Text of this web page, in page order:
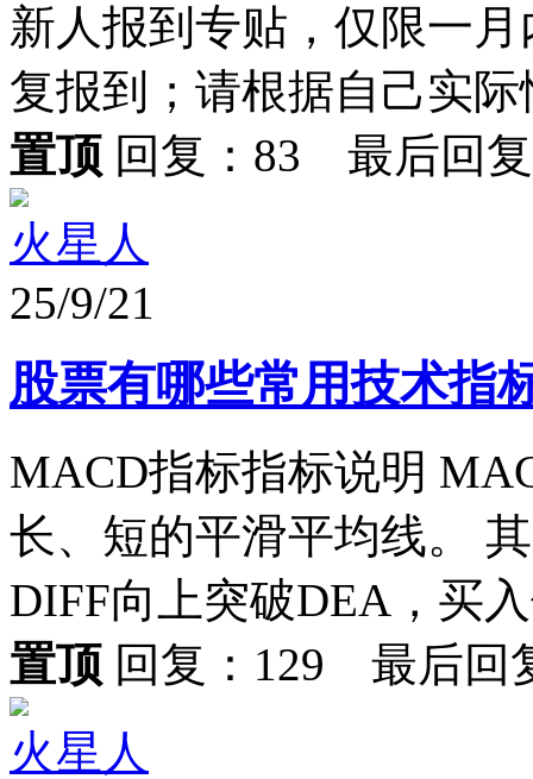
新人报到专贴，仅限一
复报到；请根据自己实
置顶 回复：83 最后回
火星人
25/9/21
股票有哪些常用技术指
MACD指标指标说明
长、短的平滑平均线。
DIFF向上突破DEA，买
置顶 回复：129 最后回
火星人